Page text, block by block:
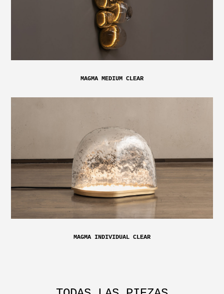
MAGMA MEDIUM CLEAR
MAGMA INDIVIDUAL CLEAR